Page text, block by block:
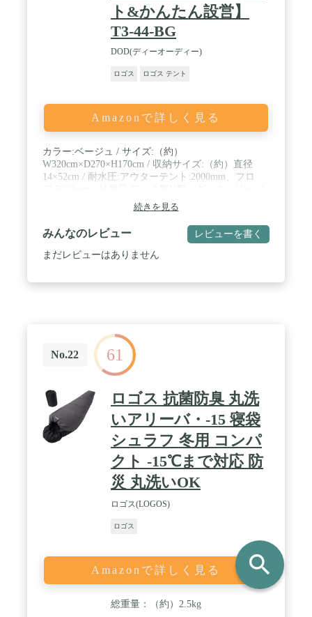
ト&かんたん設営】
T3-44-BG
DOD(ディーオーディー)
ロゴス ロゴス テント
Amazonで詳しく見る
カラー:ベージュ / サイズ:（約）
W320cm×D270×H170cm / 収納サイズ:（約）直径
14×52cm / 耐水圧:アウターテント:2000mm、フロ
続きを見る
みんなのレビュー レビューを書く
まだレビューはありません
No.22 61
ロゴス 抗菌防臭 丸洗
いアリーバ・-15 寝袋
シュラフ 冬用 コンパ
クト -15℃まで対応 防
災 丸洗いOK
ロゴス(LOGOS)
ロゴス
Amazonで詳しく見る
総重量：（約）2.5kg
search